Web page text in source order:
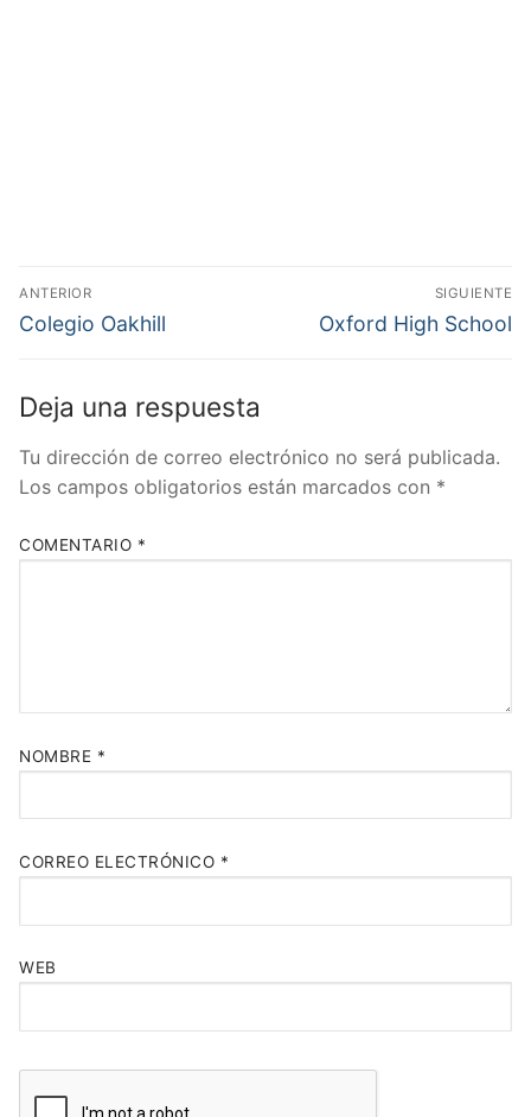
Navegación
de
ANTERIOR
Entrada
Colegio Oakhill
SIGUIENTE
Entrada
Oxford High School
Deja una respuesta
Tu dirección de correo electrónico no será publicada.
Los campos obligatorios están marcados con *
COMENTARIO *
NOMBRE *
CORREO ELECTRÓNICO *
WEB